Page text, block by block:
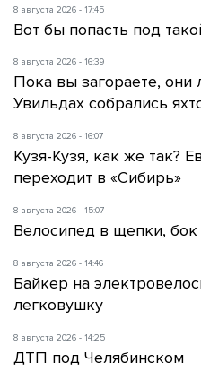
8 августа 2026 - 17:45
Вот бы попасть под
8 августа 2026 - 16:39
Пока вы загораете, они
Увильдах собрались
8 августа 2026 - 16:07
Кузя-Кузя, как же так?
переходит в «Сибирь»
8 августа 2026 - 15:07
Велосипед в щепки,
8 августа 2026 - 14:46
Байкер на
легковушку
8 августа 2026 - 14:25
ДТП под Челябинском